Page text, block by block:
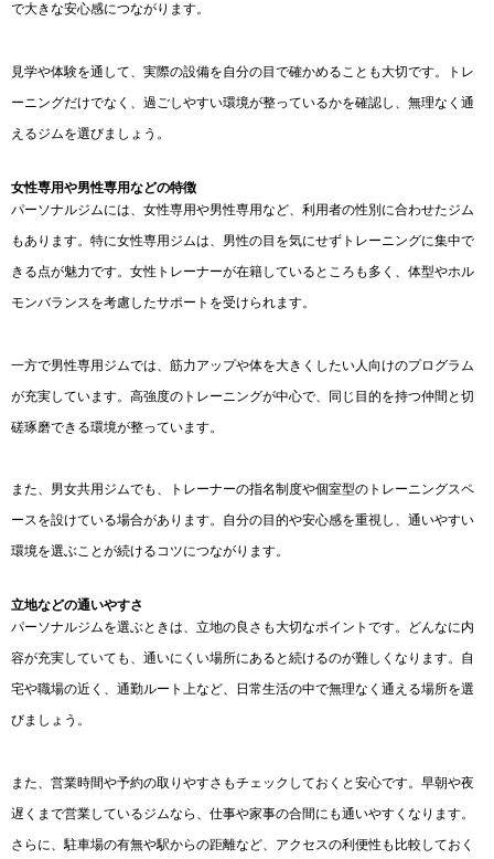
で大きな安心感につながります。
見学や体験を通して、実際の設備を自分の目で確かめることも大切です。トレ
ーニングだけでなく、過ごしやすい環境が整っているかを確認し、無理なく通
えるジムを選びましょう。
女性専用や男性専用などの特徴
パーソナルジムには、女性専用や男性専用など、利用者の性別に合わせたジム
もあります。特に女性専用ジムは、男性の目を気にせずトレーニングに集中で
きる点が魅力です。女性トレーナーが在籍しているところも多く、体型やホル
モンバランスを考慮したサポートを受けられます。
一方で男性専用ジムでは、筋力アップや体を大きくしたい人向けのプログラム
が充実しています。高強度のトレーニングが中心で、同じ目的を持つ仲間と切
磋琢磨できる環境が整っています。
また、男女共用ジムでも、トレーナーの指名制度や個室型のトレーニングスペ
ースを設けている場合があります。自分の目的や安心感を重視し、通いやすい
環境を選ぶことが続けるコツにつながります。
立地などの通いやすさ
パーソナルジムを選ぶときは、立地の良さも大切なポイントです。どんなに内
容が充実していても、通いにくい場所にあると続けるのが難しくなります。自
宅や職場の近く、通勤ルート上など、日常生活の中で無理なく通える場所を選
びましょう。
また、営業時間や予約の取りやすさもチェックしておくと安心です。早朝や夜
遅くまで営業しているジムなら、仕事や家事の合間にも通いやすくなります。
さらに、駐車場の有無や駅からの距離など、アクセスの利便性も比較しておく